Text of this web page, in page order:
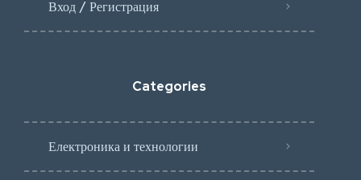
Вход / Регистрация
Categories
Електроника и технологии